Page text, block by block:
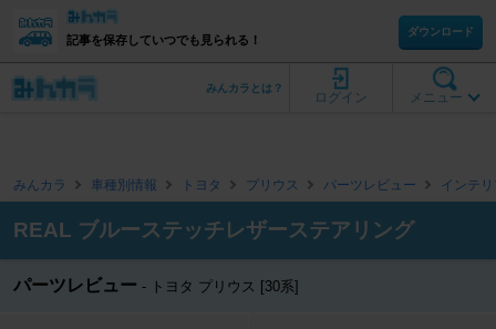
記事を保存していつでも見られる！
ダウンロード
メニュー
ログイン
みんカラとは？
みんカラ 車種別情報 トヨタ プリウス パーツレビュー インテ
REAL ブルーステッチレザーステアリング
パーツレビュー トヨタ プリウス [30系]